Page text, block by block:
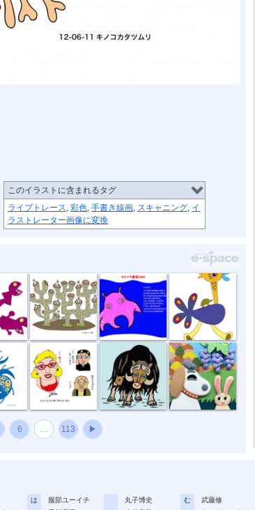
このイラストに含まれるタグ
ライブトレース, 彩色, 手書き線画, スキャニング, イ
ラストレーター画像に変換
草原タクシー
ハイ私です。 ジャコウウシ しちのすけa
6 … 113 ▶
は
服部ユーイチ
丸子博史
む
武藤修